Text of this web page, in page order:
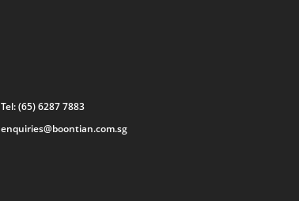
Tel:(65) 6287 7883
enquiries@boontian.com.sg